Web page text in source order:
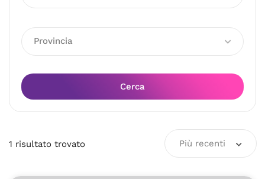
Provincia
Cerca
1 risultato trovato Più recenti